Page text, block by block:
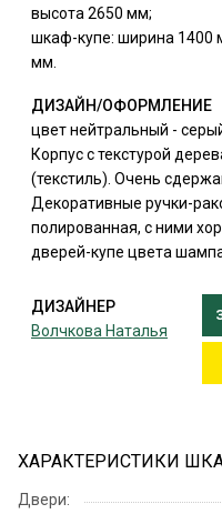
высота 2650 мм;
шкаф-купе: ширина 1400
мм.
ДИЗАЙН/ОФОРМЛЕНИЕ
цвет нейтральный -
Корпус с текстурой
(текстиль). Очень
Декоративные ручки-
полированная, с ними
дверей-купе цвета
ДИЗАЙНЕР
Волчкова Наталья
ХАРАКТЕРИСТИКИ
Двери: